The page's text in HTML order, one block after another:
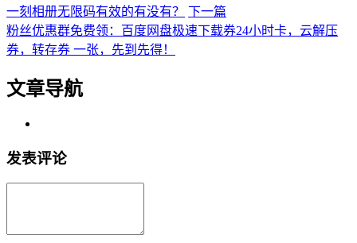
一刻相册无限码有效的有没有？
下一篇
粉丝优惠群免费领：百度网盘极速下载券24小时卡，云解压
券，转存券 一张，先到先得！
文章导航
发表评论